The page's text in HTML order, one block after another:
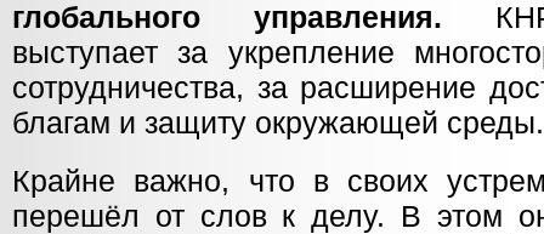
глобального управления.
выступает за укрепление
сотрудничества, за расширение
благам и защиту окружающей
Крайне важно, что в своих
перешёл от слов к делу. В этом